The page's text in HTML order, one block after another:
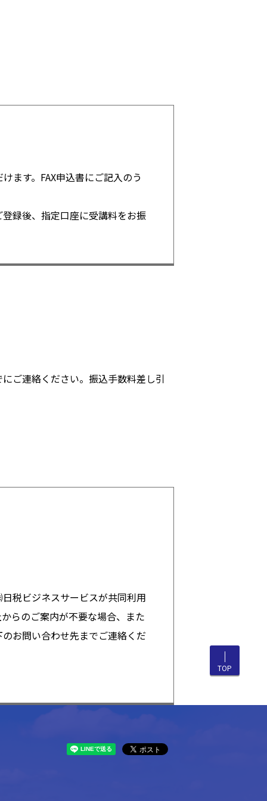
ます。FAX申込書にご記入のう
録後、指定口座に受講料をお振
ご連絡ください。振込手数料差し引
税ビジネスサービスが共同利用
らのご案内が不要な場合、また
お問い合わせ先までご連絡くだ
TOP